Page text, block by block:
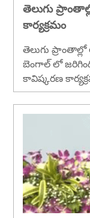
తెలుగు
కార్యక్రమం
తెలుగు
బెంగాల్ లో
కావిష్కరణ